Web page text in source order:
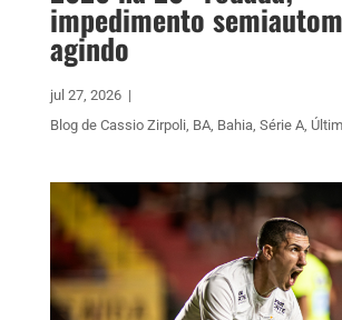
impedimento
agindo
jul 27, 2026 |
Blog de Cassio Zirpoli, BA, Bahia, Série A,